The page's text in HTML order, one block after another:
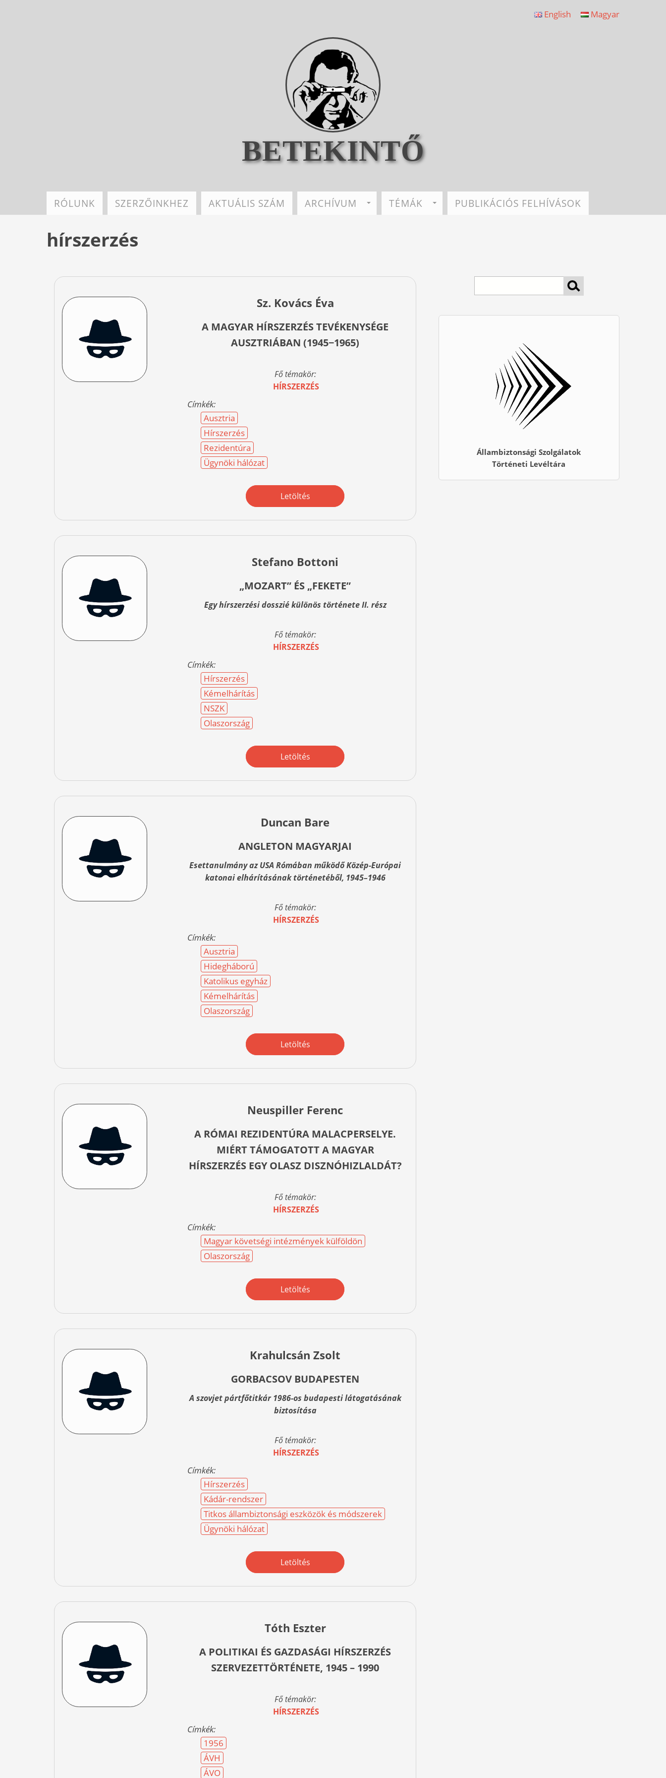
English Magyar
BETEKINTŐ
RÓLUNK SZERZŐINKHEZ AKTUÁLIS SZÁM ARCHÍVUM TÉMÁK PUBLIKÁCIÓS FELHÍVÁSOK
hírszerzés
Sz. Kovács Éva
A MAGYAR HÍRSZERZÉS TEVÉKENYSÉGE
AUSZTRIÁBAN (1945−1965)
Fő témakör:
HÍRSZERZÉS
Címkék:
Ausztria
Hírszerzés
Rezidentúra
Ügynöki hálózat
Letöltés
Stefano Bottoni
„MOZART” ÉS „FEKETE”
Egy hírszerzési dosszié különös története II. rész
Fő témakör:
HÍRSZERZÉS
Címkék:
Hírszerzés
Kémelhárítás
NSZK
Olaszország
Letöltés
Duncan Bare
ANGLETON MAGYARJAI
Esettanulmány az USA Rómában működő Közép-Európai
katonai elhárításának történetéből, 1945–1946
Fő témakör:
HÍRSZERZÉS
Címkék:
Ausztria
Hidegháború
Katolikus egyház
Kémelhárítás
Olaszország
Letöltés
Neuspiller Ferenc
A RÓMAI REZIDENTÚRA MALACPERSELYE.
MIÉRT TÁMOGATOTT A MAGYAR
HÍRSZERZÉS EGY OLASZ DISZNÓHIZLALDÁT?
Fő témakör:
HÍRSZERZÉS
Címkék:
Magyar követségi intézmények külföldön
Olaszország
Letöltés
Krahulcsán Zsolt
GORBACSOV BUDAPESTEN
A szovjet pártfőtitkár 1986-os budapesti látogatásának
biztosítása
Fő témakör:
HÍRSZERZÉS
Címkék:
Hírszerzés
Kádár-rendszer
Titkos állambiztonsági eszközök és módszerek
Ügynöki hálózat
Letöltés
Tóth Eszter
A POLITIKAI ÉS GAZDASÁGI HÍRSZERZÉS
SZERVEZETTÖRTÉNETE, 1945 – 1990
Fő témakör:
HÍRSZERZÉS
Címkék:
1956
ÁVH
ÁVO
Állambiztonsági Szolgálatok
Történeti Levéltára